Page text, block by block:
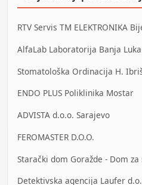
RTV Servis TM ELEKTRONIKA
AlfaLab Laboratorija Banja
Stomatološka Ordinacija H.
ENDO PLUS Poliklinika Mostar
ADVISTA d.o.o. Sarajevo
FEROMASTER D.O.O.
Detektivska agencija Laufer